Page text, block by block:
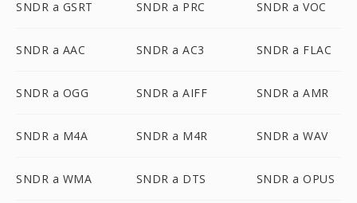
SNDR a GSRT SNDR a PRC SNDR a VOC
SNDR a AAC SNDR a AC3 SNDR a FLAC
SNDR a OGG SNDR a AIFF SNDR a AMR
SNDR a M4A SNDR a M4R SNDR a WAV
SNDR a WMA SNDR a DTS SNDR a OPUS